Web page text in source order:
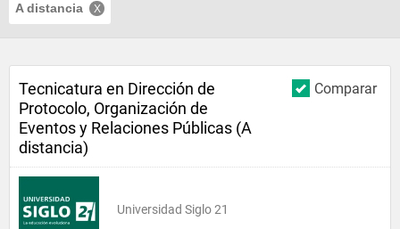
A distancia
Comparar
Tecnicatura en Dirección de
Protocolo, Organización de
Eventos y Relaciones Públicas (A
distancia)
Universidad Siglo 21